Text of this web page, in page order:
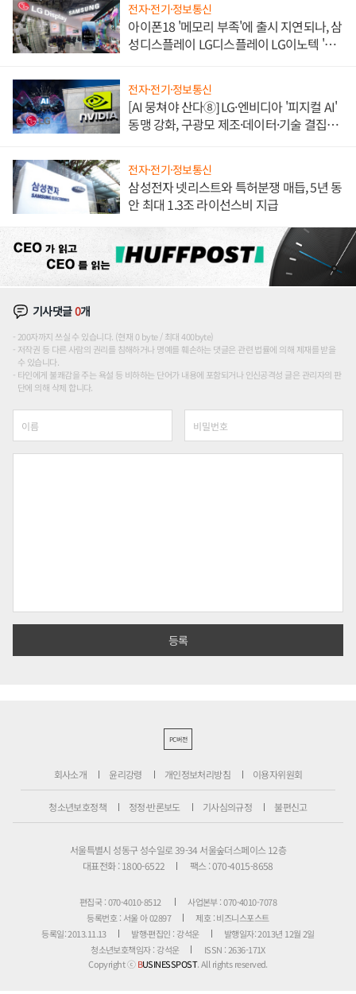
전자·전기·정보통신
아이폰18 '메모리 부족'에 출시 지연되나, 삼
성디스플레이 LG디스플레이 LG이노텍 '탈
전자·전기·정보통신
[AI 뭉쳐야 산다⑧] LG·엔비디아 '피지컬 AI'
동맹 강화, 구광모 제조·데이터·기술 결집
전자·전기·정보통신
삼성전자 넷리스트와 특허분쟁 매듭, 5년 동
안 최대 1.3조 라이선스비 지급
기사댓글0개
200자까지 쓰실 수 있습니다. (현재 0 byte / 최대 400byte)
저작권 등 다른 사람의 권리를 침해하거나 명예를 훼손하는 댓글은 관련 법률에 의해 제재를 받을
수 있습니다.
타인에게 불쾌감을 주는 욕설 등 비하하는 단어가 내용에 포함되거나 인신공격성 글은 관리자의 판
단에 의해 삭제 합니다.
PC버전
회사소개 윤리강령 개인정보처리방침 이용자위원회
청소년보호정책 정정·반론보도 기사심의규정 불편신고
서울특별시 성동구 성수일로 39-34 서울숲더스페이스 12층
대표전화 : 1800-6522
팩스 : 070-4015-8658
편집국 : 070-4010-8512
사업본부 : 070-4010-7078
등록번호 : 서울 아 02897
제호 : 비즈니스포스트
등록일: 2013.11.13
발행·편집인 : 강석운
발행일자: 2013년 12월 2일
청소년보호책임자 : 강석운
ISSN : 2636-171X
Copyright ⓒBUSINESSPOST. All rights reserved.